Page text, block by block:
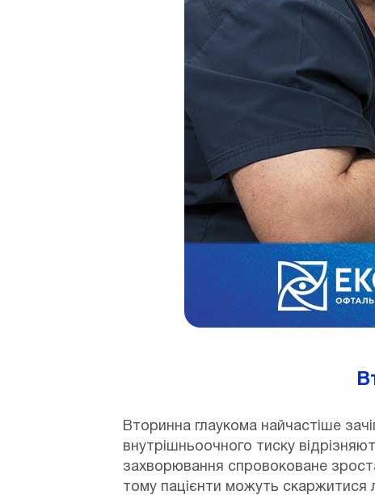
Вторинна глаукома найчастіше
внутрішньоочного тиску
захворювання спровоковане
тому пацієнти можуть